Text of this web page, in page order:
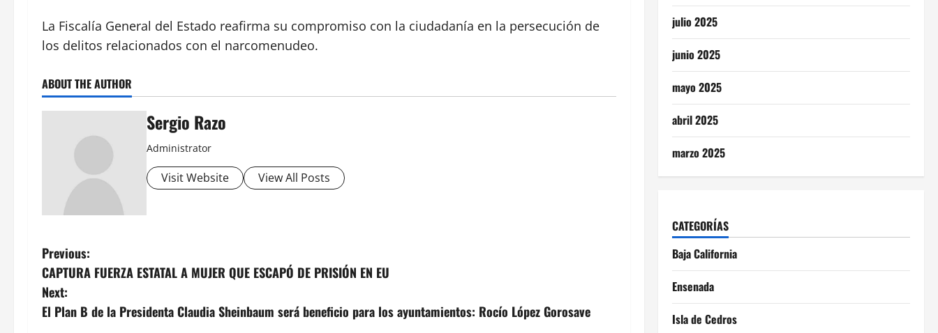
La Fiscalía General del Estado reafirma su compromiso con la ciudadanía en la persecución de
los delitos relacionados con el narcomenudeo.
ABOUT THE AUTHOR
Sergio Razo
Administrator
Visit Website View All Posts
P
o
s
Previous:
CAPTURA FUERZA ESTATAL A MUJER QUE ESCAPÓ DE PRISIÓN EN EU
Next:
El Plan B de la Presidenta Claudia Sheinbaum será beneficio para los ayuntamientos: Rocío López Gorosave
julio 2025
junio 2025
mayo 2025
abril 2025
marzo 2025
CATEGORÍAS
Baja California
Ensenada
Isla de Cedros